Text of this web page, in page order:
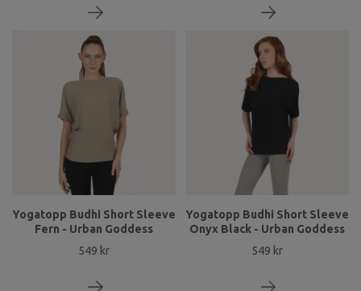
Yogatopp Budhi Short Sleeve
Fern - Urban Goddess
549 kr
Yogatopp Budhi Short Sleeve
Onyx Black - Urban Goddess
549 kr